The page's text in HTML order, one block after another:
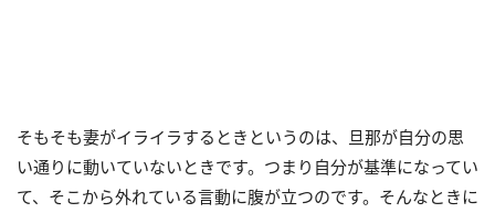
そもそも妻がイライラするときというのは、旦那が自分の思
い通りに動いていないときです。つまり自分が基準になってい
て、そこから外れている言動に腹が立つのです。そんなときに